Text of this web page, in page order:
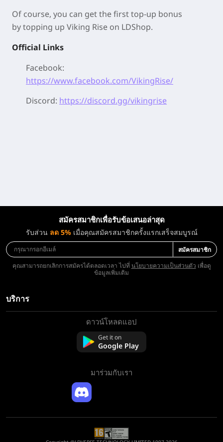
Of course, you can get the first top-up bonus
bytopping up Viking Rise on LDShop.
Official Links
Facebook:
https://www.facebook.com/VikingRise/
Discord: https://discord.gg/vikingrise
สมัครสมาชิกเพื่อรับข้อเสนอล่าสุด
รับส่วน ลด 5%เมื่อคุณสมัครสมาชิกครั้งแรกเสร็จสมบูรณ์
สมัครสมาชิก
คุณสามารถยกเลิกการสมัครได้ตลอดเวลา ไปที่ นโยบายความเป็นส่วนตัว เพื่อดู
ข้อมูลเพิ่มเติม
บริการ
ดาวน์โหลดแอป
Get it on
Google Play
มาร่วมกับเรา